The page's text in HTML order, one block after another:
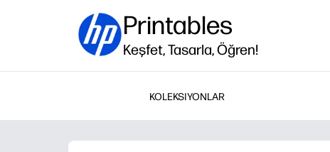
Printables
Keşfet, Tasarla, Öğren!
KOLEKSIYONLAR